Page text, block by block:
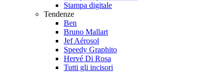
Stampa digitale
Tendenze
Ben
Bruno Mallart
Jef Aérosol
Speedy Graphito
Hervé Di Rosa
Tutti gli incisori